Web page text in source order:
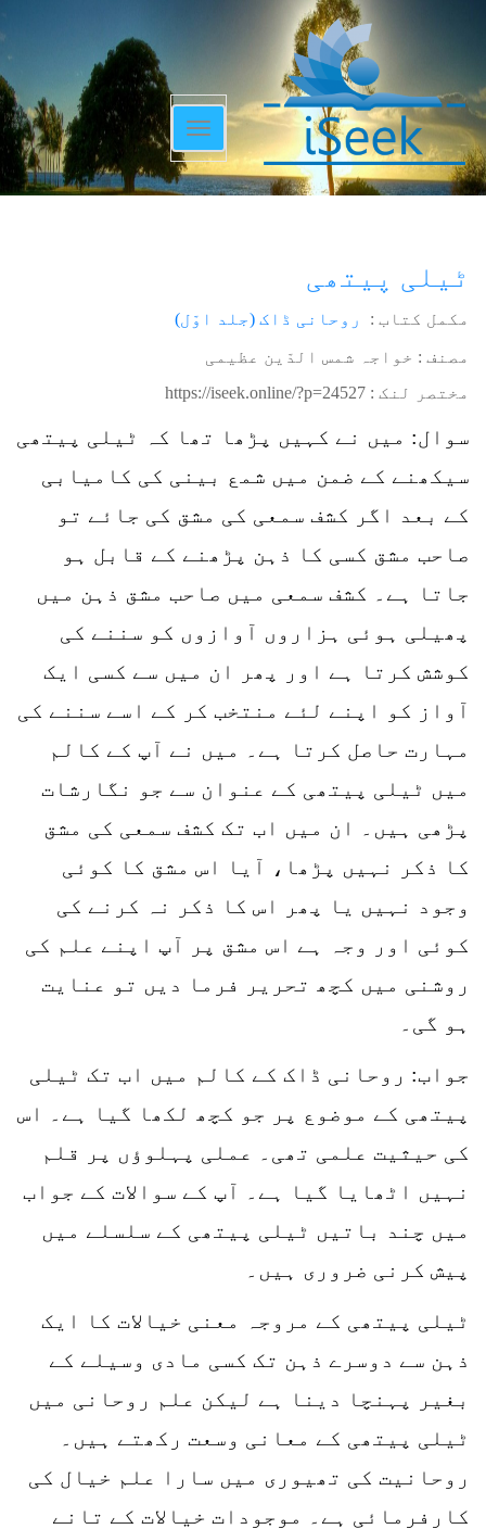
Toggle
navigation
ٹیلی پیتھی
مکمل کتاب : روحانی ڈاک (جلد اوّل)
مصنف : خواجہ شمس الدّین عظیمی
مختصر لنک : https://iseek.online/?p=24527
سوال: میں نے کہیں پڑھا تھا کہ ٹیلی پیتھی
سیکھنے کے ضمن میں شمع بینی کی کامیابی
کے بعد اگر کشف سمعی کی مشق کی جائے تو
صاحب مشق کسی کا ذہن پڑھنے کے قابل ہو
جاتا ہے۔ کشف سمعی میں صاحب مشق ذہن میں
پھیلی ہوئی ہزاروں آوازوں کو سننے کی
کوشش کرتا ہے اور پھر ان میں سے کسی ایک
آواز کو اپنے لئے منتخب کر کے اسے سننے کی
مہارت حاصل کرتا ہے۔ میں نے آپ کے کالم
میں ٹیلی پیتھی کے عنوان سے جو نگارشات
پڑھی ہیں۔ ان میں اب تک کشف سمعی کی مشق
کا ذکر نہیں پڑھا، آیا اس مشق کا کوئی
وجود نہیں یا پھر اس کا ذکر نہ کرنے کی
کوئی اور وجہ ہے اس مشق پر آپ اپنے علم کی
روشنی میں کچھ تحریر فرما دیں تو عنایت
ہو گی۔
جواب: روحانی ڈاک کے کالم میں اب تک ٹیلی
پیتھی کے موضوع پر جو کچھ لکھا گیا ہے۔ اس
کی حیثیت علمی تھی۔ عملی پہلوؤں پر قلم
نہیں اٹھایا گیا ہے۔ آپ کے سوالات کے جواب
میں چند باتیں ٹیلی پیتھی کے سلسلے میں
پیش کرنی ضروری ہیں۔
ٹیلی پیتھی کے مروجہ معنی خیالات کا ایک
ذہن سے دوسرے ذہن تک کسی مادی وسیلے کے
بغیر پہنچا دینا ہے لیکن علم روحانی میں
ٹیلی پیتھی کے معانی وسعت رکھتے ہیں۔
روحانیت کی تھیوری میں سارا علم خیال کی
کارفرمائی ہے۔ موجودات خیالات کے تانے